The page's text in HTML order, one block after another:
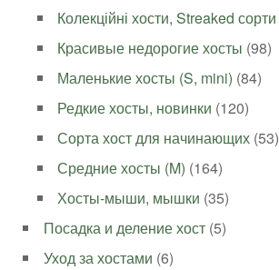
Колекційні хости, Streaked сорти
Красивые недорогие хосты (98)
Маленькие хосты (S, mini) (84)
Редкие хосты, новинки (120)
Сорта хост для начинающих (53)
Средние хосты (M) (164)
Хосты-мыши, мышки (35)
Посадка и деление хост (5)
Уход за хостами (6)